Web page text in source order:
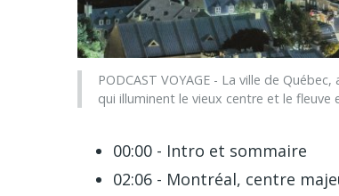
PODCAST VOYAGE - La ville de
qui illuminent le vieux centre et le
00:00 - Intro et sommaire
02:06 - Montréal, centre